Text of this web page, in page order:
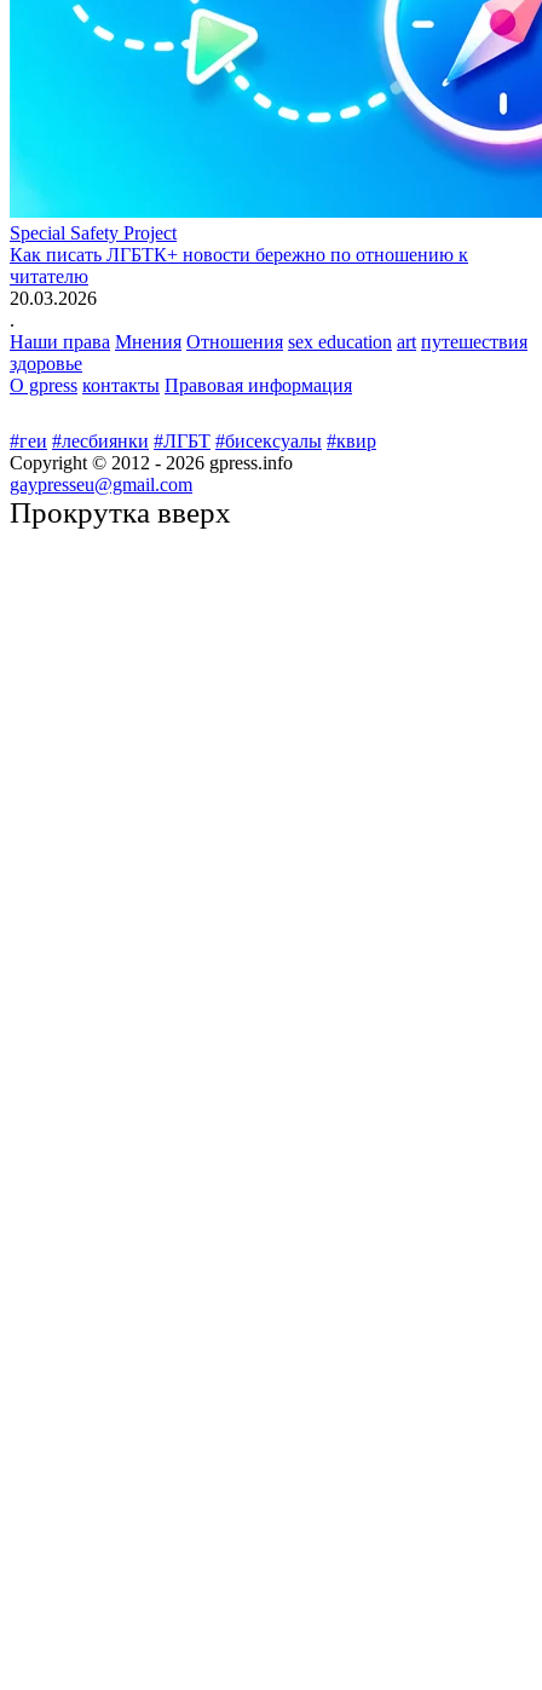
Special Safety Project
Как писать ЛГБТК+ новости бережно по отношению к
читателю
20.03.2026
.
Наши права Мнения Отношения sex education art путешествия
здоровье
О gpress контакты Правовая информация
#геи #лесбиянки #ЛГБТ #бисексуалы #квир
Copyright © 2012 - 2026 gpress.info
gaypresseu@gmail.com
Прокрутка вверх